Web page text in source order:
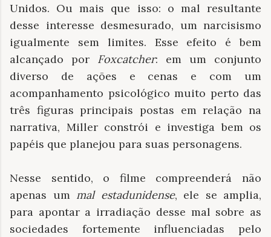
Unidos. Ou mais que isso: o mal resultante
desse interesse desmesurado, um narcisismo
igualmente sem limites. Esse efeito é bem
alcançado por Foxcatcher:
em um conjunto
diverso de ações e cenas e com um
acompanhamento psicológico muito perto das
três figuras principais postas em relação na
narrativa, Miller constrói e investiga bem os
papéis que planejou para suas personagens.
Nesse sentido, o filme compreenderá não
apenas um mal estadunidense, ele se amplia,
para apontar a irradiação desse mal sobre as
sociedades fortemente influenciadas pelo